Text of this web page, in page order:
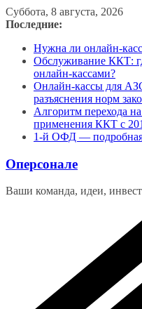
Перейти
к
Суббота, 8 августа, 2026
Последние:
Нужна ли онлайн-
Обслуживание ККТ:
онлайн-кассами?
Онлайн-кассы для
разъяснения норм
Алгоритм перехода
применения ККТ с
1-й ОФД — подробная
Оперсонале
Ваши команда, идеи,